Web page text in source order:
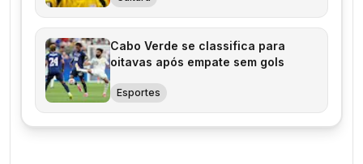
Cabo Verde se classifica para
oitavas após empate sem gols
Esportes